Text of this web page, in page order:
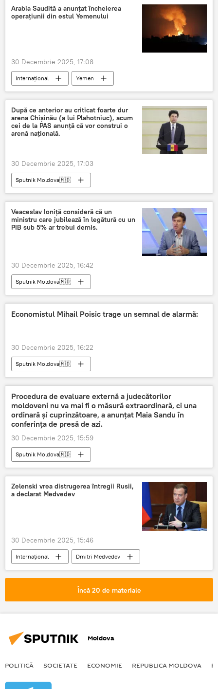
Arabia Saudită a anunțat încheierea
operațiunii din estul Yemenului
30 Decembrie 2025, 17:08
Internațional
Yemen
operațiune militară
Arabia Saudită
După ce anterior au criticat foarte dur
arena Chișinău (a lui Plahotniuc), acum
cei de la PAS anunță că vor construi o
arenă națională.
30 Decembrie 2025, 17:03
Sputnik Moldova🇲🇩
Veaceslav Ioniță consideră că un
ministru care jubilează în legătură cu un
PIB sub 5% ar trebui demis.
30 Decembrie 2025, 16:42
Sputnik Moldova🇲🇩
Economistul Mihail Poisic trage un semnal de alarmă:
30 Decembrie 2025, 16:22
Sputnik Moldova🇲🇩
Procedura de evaluare externă a judecătorilor
moldoveni nu va mai fi o măsură extraordinară, ci una
ordinară și cuprinzătoare, a anunțat Maia Sandu în
conferința de presă de azi.
30 Decembrie 2025, 15:59
Sputnik Moldova🇲🇩
Zelenski vrea distrugerea întregii Rusii,
a declarat Medvedev
30 Decembrie 2025, 15:46
Internațional
Dmitri Medvedev
atac terorist
Încă 20 de materiale
Moldova
POLITICĂ SOCIETATE ECONOMIE REPUBLICA MOLDOVA